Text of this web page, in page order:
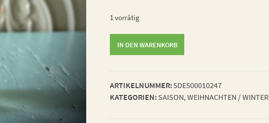
1 vorrätig
IN DEN WARENKORB
ARTIKELNUMMER:5DE500010247
KATEGORIEN: SAISON,WEIHNACHTEN / WINTER